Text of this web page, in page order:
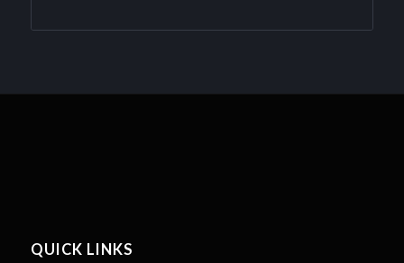
QUICK LINKS